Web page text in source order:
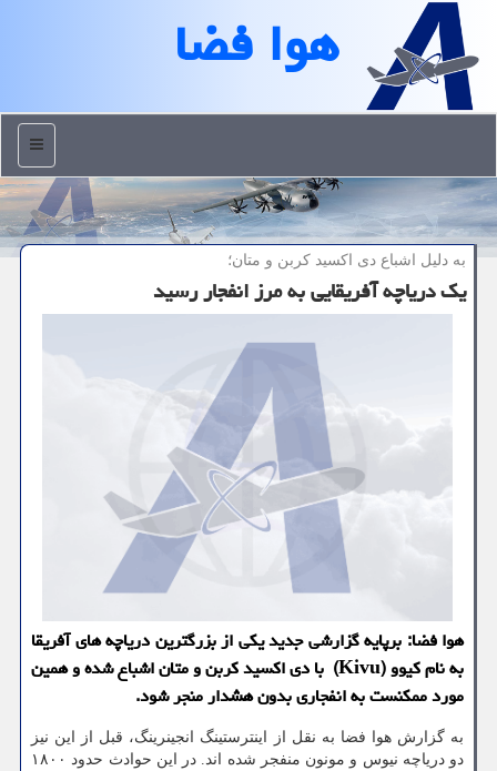
هوا فضا
منو
به دلیل اشباع دی اكسید كربن و متان؛
یک دریاچه آفریقایی به مرز انفجار رسید
هوا فضا: برپایه گزارشی جدید یکی از بزرگترین دریاچه های آفریقا
به نام کیوو (Kivu) با دی اکسید کربن و متان اشباع شده و همین
مورد ممکنست به انفجاری بدون هشدار منجر شود.
به گزارش هوا فضا به نقل از اینترستینگ انجینرینگ، قبل از این نیز
دو دریاچه نیوس و مونون منفجر شده اند. در این حوادث حدود ۱۸۰۰